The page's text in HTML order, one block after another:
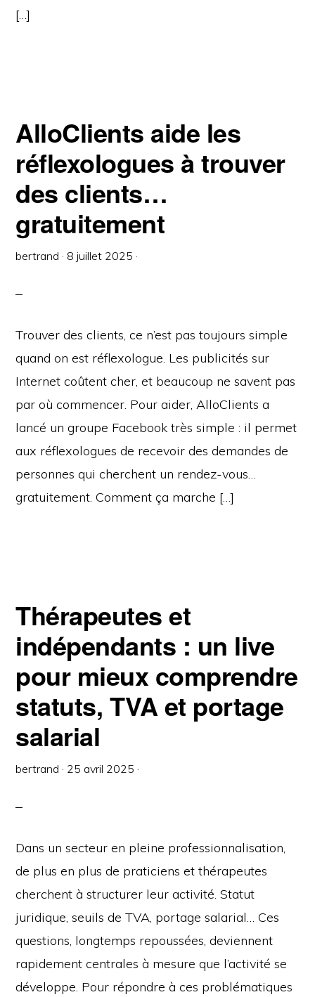
[…]
AlloClients aide les
réflexologues à trouver
des clients…
gratuitement
bertrand · 8 juillet 2025 ·
Trouver des clients, ce n’est pas toujours simple
quand on est réflexologue. Les publicités sur
Internet coûtent cher, et beaucoup ne savent pas
par où commencer. Pour aider, AlloClients a
lancé un groupe Facebook très simple : il permet
aux réflexologues de recevoir des demandes de
personnes qui cherchent un rendez-vous…
gratuitement. Comment ça marche […]
Thérapeutes et
indépendants : un live
pour mieux comprendre
statuts, TVA et portage
salarial
bertrand · 25 avril 2025 ·
Dans un secteur en pleine professionnalisation,
de plus en plus de praticiens et thérapeutes
cherchent à structurer leur activité. Statut
juridique, seuils de TVA, portage salarial… Ces
questions, longtemps repoussées, deviennent
rapidement centrales à mesure que l’activité se
développe. Pour répondre à ces problématiques